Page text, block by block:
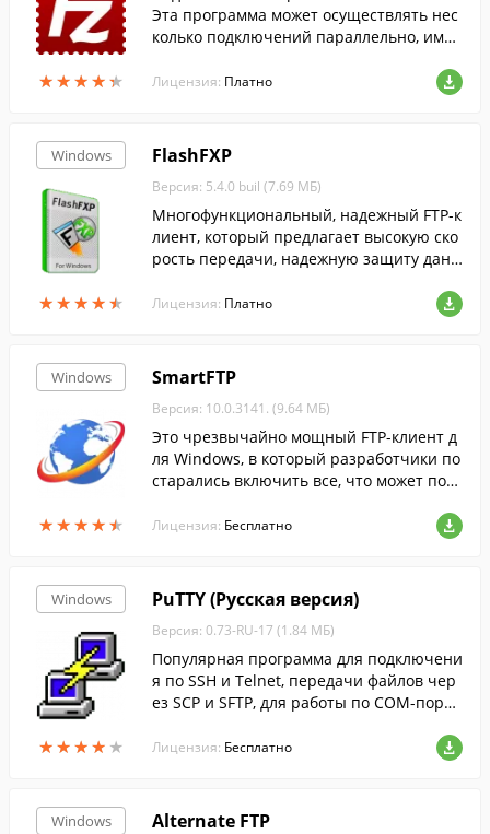
★★★★★
★★★★★
Эта программа может осуществлять нес
колько подключений параллельно, имее
защищает передаваемые данные.
Лицензия: Платно
Windows
★★★★★
★★★★★
FlashFXP
Версия: 5.4.0 buil (7.69 МБ)
Многофункциональный, надежный FTP-к
лиент, который предлагает высокую ско
рость передачи, надежную защиту данн
Лицензия: Платно
Windows
★★★★★
★★★★★
SmartFTP
Версия: 10.0.3141. (9.64 МБ)
Это чрезвычайно мощный FTP-клиент д
ля Windows, в который разработчики по
старались включить все, что может пон
айлами на сервере и не только.
Лицензия: Бесплатно
Windows
★★★★ ★
★★★★ ★
PuTTY (Русская версия)
Версия: 0.73-RU-17 (1.84 МБ)
Популярная программа для подключени
я по SSH и Telnet, передачи файлов чер
ез SCP и SFTP, для работы по COM-порту
Лицензия: Бесплатно
Windows Alternate FTP